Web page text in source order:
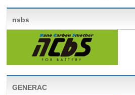
nsbs
GENERAC